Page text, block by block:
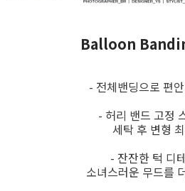
Balloon
- 전체밴딩으로 편
- 허리 밴드 고정
세탁 후 변형
- 잔잔한 턱 디
소녀스러운 무드를